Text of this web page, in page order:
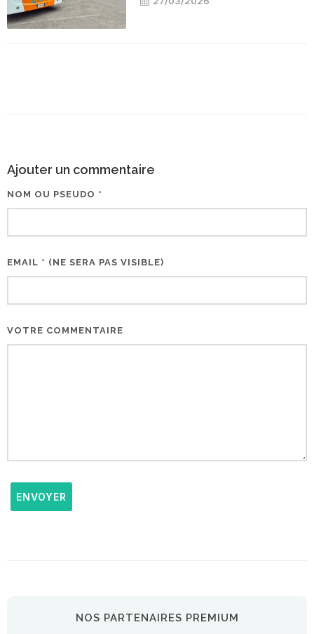
Ajouter un commentaire
NOM OU PSEUDO *
EMAIL * (NE SERA PAS VISIBLE)
VOTRE COMMENTAIRE
ENVOYER
NOS PARTENAIRES PREMIUM